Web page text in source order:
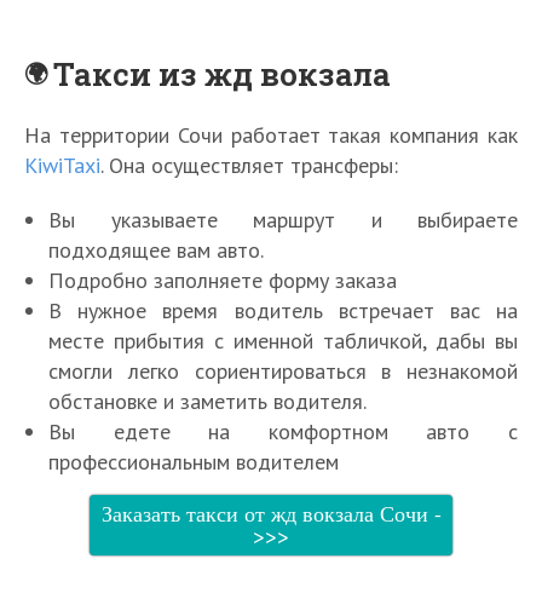
Такси из жд вокзала
На территории Сочи работает такая компания как
KiwiTaxi. Она осуществляет трансферы:
Вы указываете маршрут и выбираете
подходящее вам авто.
Подробно заполняете форму заказа
В нужное время водитель встречает вас на
месте прибытия с именной табличкой, дабы вы
смогли легко сориентироваться в незнакомой
обстановке и заметить водителя.
Вы едете на комфортном авто с
профессиональным водителем
Заказать такси от жд вокзала Сочи -
>>>